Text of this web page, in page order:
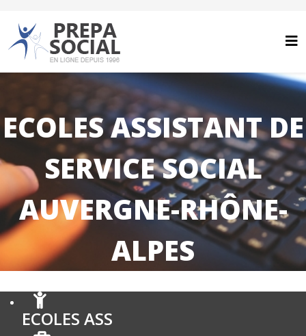
ECOLES ASSISTANT DE
SERVICE SOCIAL
AUVERGNE-RHÔNE-
ALPES
ECOLES ASS